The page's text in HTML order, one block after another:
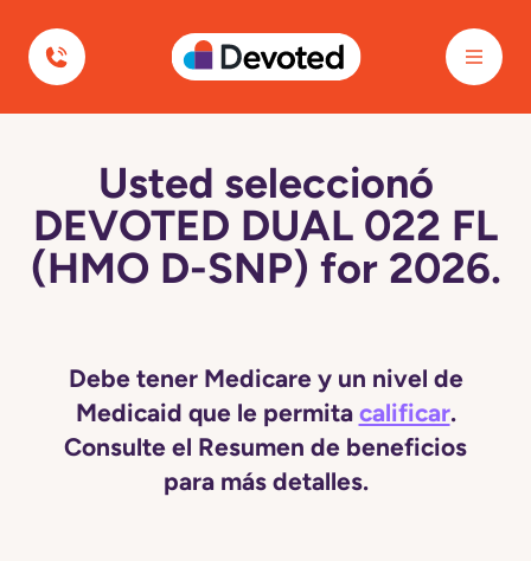
Devoted Health
Usted seleccionó
DEVOTED DUAL 022 FL
(HMO D-SNP) for 2026.
Debe tener Medicare y un nivel de
Medicaid que le permita calificar.
Consulte el Resumen de beneficios
para más detalles.